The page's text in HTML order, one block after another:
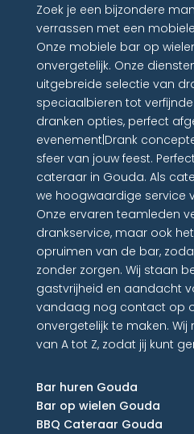
Zoek je een bijzondere
verrassen met een
Onze mobiele bar op
onvergetelijk. Onze
uitgebreide selectie van
speciaalbieren tot
dranken opties, perfect
evenement|Drank
sfeer van jouw feest.
cateraar in Gouda. Als
we hoogwaardige service
Onze ervaren teamleden
drankservice, maar ook
opruimen van de bar,
zonder zorgen. Wij staan
gastvrijheid en aandacht
vandaag nog contact op
onvergetelijk te maken.
van A tot Z, zodat jij kunt
Bar huren Gouda
Bar op wielen Gouda
BBQ Cateraar Gouda